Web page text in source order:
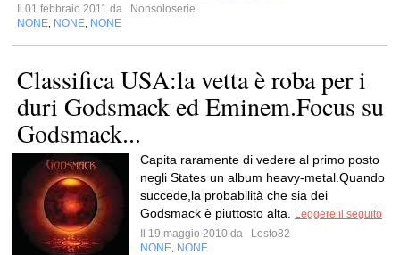
Il 01 febbraio 2011 da
Nonsoloserie
NONE NONE NONE
Classifica USA:la vetta è roba per i
duri Godsmack ed Eminem.Focus su
Godsmack...
Capita raramente di vedere al primo posto
negli States un album heavy-metal.Quando
succede,la probabilità che sia dei
Godsmack è piuttosto alta.
Leggere il seguito
Il 19 maggio 2010 da
Lesto82
NONE NONE